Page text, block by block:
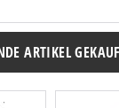
ARTIKEL